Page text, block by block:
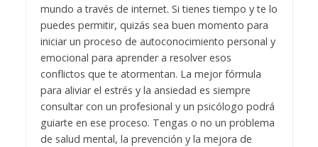
mundo a través de internet. Si tienes tiempo y te lo
puedes permitir, quizás sea buen momento para
iniciar un proceso de autoconocimiento personal y
emocional para aprender a resolver esos
conflictos que te atormentan. La mejor fórmula
para aliviar el estrés y la ansiedad es siempre
consultar con un profesional y un psicólogo podrá
guiarte en ese proceso. Tengas o no un problema
de salud mental, la prevención y la mejora de